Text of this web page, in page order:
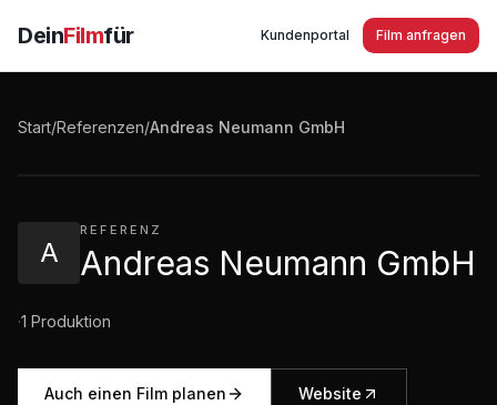
DeinFilmfür Kundenportal Film anfragen
Start/Referenzen/Andreas Neumann GmbH
A
REFERENZ
Andreas Neumann GmbH
·1 Produktion
Auch einen Film planen Website
Andreas Neumann GmbH Imagefilm